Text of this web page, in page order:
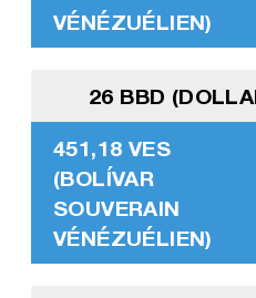
VÉNÉZUÉLIEN)
26 BBD
451,18 VES
(BOLÍVAR
SOUVERAIN
VÉNÉZUÉLIEN)